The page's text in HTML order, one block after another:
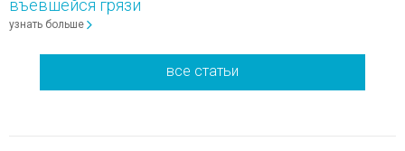
въевшейся грязи
узнать больше
все статьи